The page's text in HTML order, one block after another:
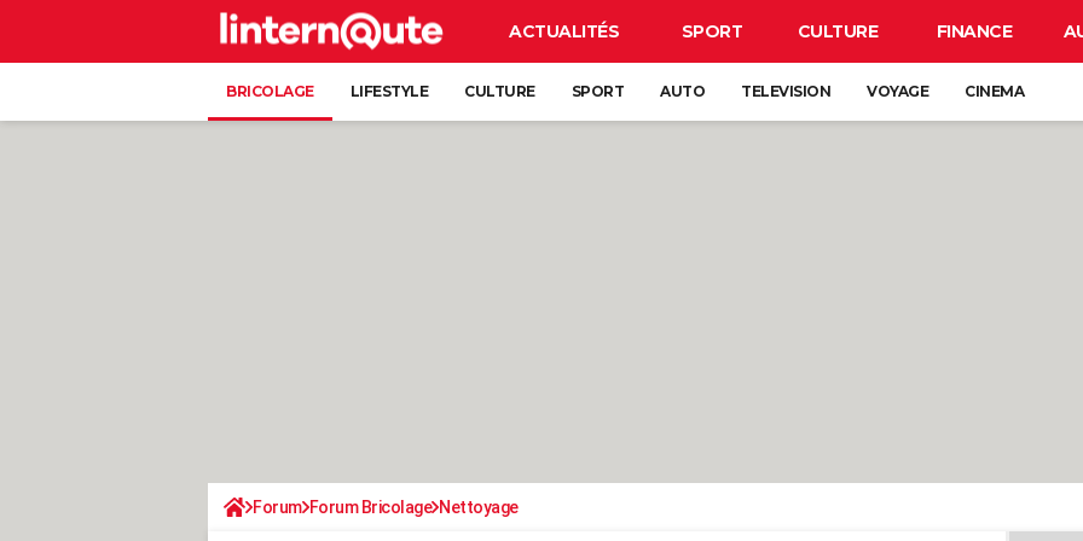
ACTUALITÉS SPORT CULTURE FINANCE
BRICOLAGE LIFESTYLE CULTURE SPORT AUTO TELEVISION VOYAGE CINEMA
Forum Forum Bricolage Nettoyage